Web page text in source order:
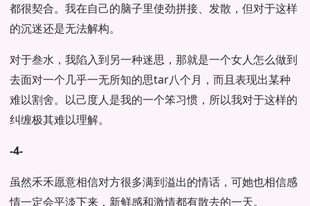
都很契合。我在自己的脑子里使劲拼接、发散，但对于这样
的沉迷还是无法解构。
对于叁水，我陷入到另一种迷思，那就是一个女人怎么做到
去面对一个几乎一无所知的思tar八个月，而且表现出某种
难以割舍。以己度人是我的一个笨习惯，所以我对于这样的
纠缠极其难以理解。
-4-
虽然禾禾愿意相信对方很多满到溢出的情话，可她也相信感
情一定会平淡下来，新鲜感和激情都有散去的一天。